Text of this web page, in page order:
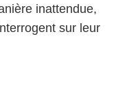
inattendue,
sur leur